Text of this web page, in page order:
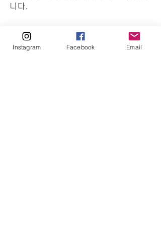
니다.
항상 푸켓 에는 푸켓스냅닷컴이 있다는
걸 잊지 마셔요!
Instagram Facebook Email